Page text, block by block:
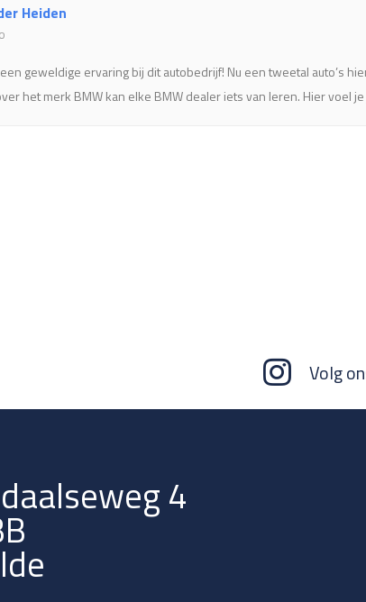
Heiden
geweldige ervaring bij dit autobedrijf! Nu een tweetal auto’s
het merk BMW kan elke BMW dealer iets van leren. Hier voel
Volg
4